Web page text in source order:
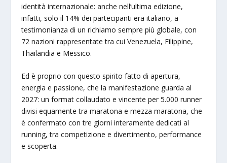
identità internazionale: anche nell’ultima edizione,
infatti, solo il 14% dei partecipanti era italiano, a
testimonianza di un richiamo sempre più globale, con
72 nazioni rappresentate tra cui Venezuela, Filippine,
Thailandia e Messico.
Ed è proprio con questo spirito fatto di apertura,
energia e passione, che la manifestazione guarda al
2027: un format collaudato e vincente per 5.000 runner
divisi equamente tra maratona e mezza maratona, che
è confermato con tre giorni interamente dedicati al
running, tra competizione e divertimento, performance
e scoperta.